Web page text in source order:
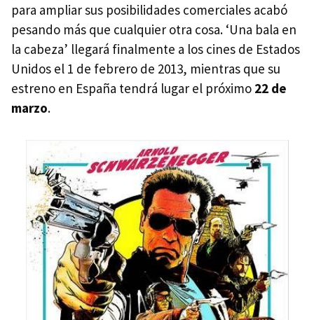
para ampliar sus posibilidades comerciales acabó
pesando más que cualquier otra cosa. ‘Una bala en
la cabeza’ llegará finalmente a los cines de Estados
Unidos el 1 de febrero de 2013, mientras que su
estreno en España tendrá lugar el próximo 22 de
marzo.